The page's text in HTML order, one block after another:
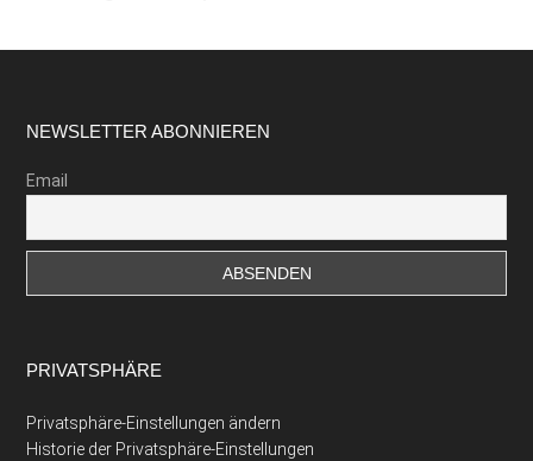
Footer
NEWSLETTER ABONNIEREN
Email
PRIVATSPHÄRE
Privatsphäre-Einstellungen ändern
Historie der Privatsphäre-Einstellungen